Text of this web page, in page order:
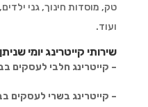
טק, מוסדות חינוך, גני
ועוד.
שירותי קייטרינג יומי
– קייטרינג חלבי לעסקים
– קייטרינג בשרי לעסקים